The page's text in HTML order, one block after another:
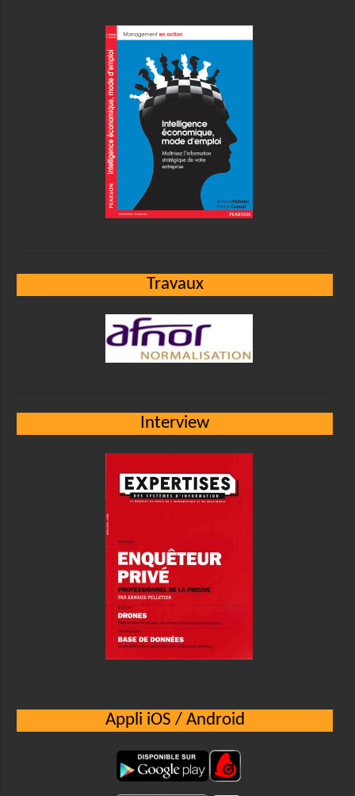
Travaux
Interview
Appli iOS / Android